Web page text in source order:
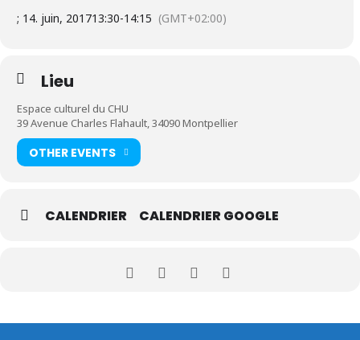
; 14. juin, 201713:30-14:15 (GMT+02:00)
Lieu
Espace culturel du CHU
39 Avenue Charles Flahault, 34090 Montpellier
OTHER EVENTS
CALENDRIER CALENDRIER GOOGLE